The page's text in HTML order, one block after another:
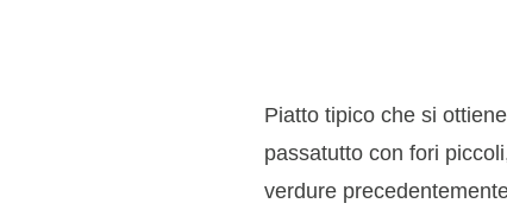
Piatto tipico che si
passatutto con fori
verdure